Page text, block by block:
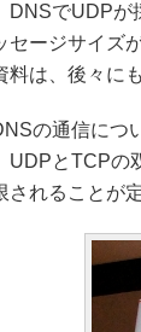
DNSでUDPが
セージサイズ
料は、後々に
の通信につ
UDPとTCPの
されることが